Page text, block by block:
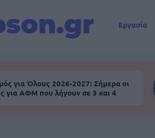
Εργασία
για Όλους 2026-2027: Σήμερα οι
για ΑΦΜ που λήγουν σε 3 και 4